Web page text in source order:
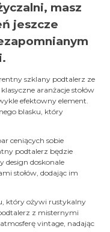
masz
jeszcze
szklany podtalerz ze
aranżacje stołów
efektowny element.
blasku, który
ceniących sobie
podtalerz będzie
design doskonale
stołów, dodając im
który ożywi rustykalny
z misternymi
vintage, nadając